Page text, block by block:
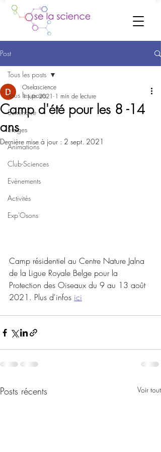
Post
Tous les posts
Séminaire
Stages
Animations
Club-Sciences
Evènements
Activités
Exp'Osons
Tous les posts
Camp d'été pour les 8 -14
ans
Oselascience
1 juin 2021 1 min de lecture
Dernière mise à jour : 2 sept. 2021
Camp résidentiel au Centre Nature Jalna
de la Ligue Royale Belge pour la
Protection des Oiseaux du 9 au 13 août
2021. Plus d'infos ici
Posts récents Voir tout